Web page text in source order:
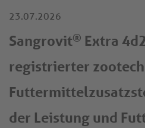
23.07.2026
Sangrovit® Extra
registrierter
der Leistung und